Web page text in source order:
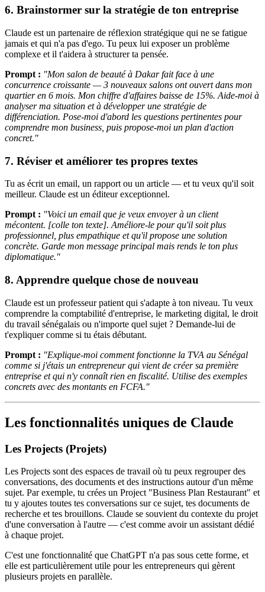
6. Brainstormer sur la stratégie de ton entreprise
Claude est un partenaire de réflexion stratégique qui ne se fatigue
jamais et qui n'a pas d'ego. Tu peux lui exposer un problème
complexe et il t'aidera à structurer ta pensée.
Prompt : "Mon salon de beauté à Dakar fait face à une
concurrence croissante — 3 nouveaux salons ont ouvert dans mon
quartier en 6 mois. Mon chiffre d'affaires baisse de 15%. Aide-moi à
analyser ma situation et à développer une stratégie de
différenciation. Pose-moi d'abord les questions pertinentes pour
comprendre mon business, puis propose-moi un plan d'action
concret."
7. Réviser et améliorer tes propres textes
Tu as écrit un email, un rapport ou un article — et tu veux qu'il soit
meilleur. Claude est un éditeur exceptionnel.
Prompt : "Voici un email que je veux envoyer à un client
mécontent. [colle ton texte]. Améliore-le pour qu'il soit plus
professionnel, plus empathique et qu'il propose une solution
concrète. Garde mon message principal mais rends le ton plus
diplomatique."
8. Apprendre quelque chose de nouveau
Claude est un professeur patient qui s'adapte à ton niveau. Tu veux
comprendre la comptabilité d'entreprise, le marketing digital, le droit
du travail sénégalais ou n'importe quel sujet ? Demande-lui de
t'expliquer comme si tu étais débutant.
Prompt : "Explique-moi comment fonctionne la TVA au Sénégal
comme si j'étais un entrepreneur qui vient de créer sa première
entreprise et qui n'y connaît rien en fiscalité. Utilise des exemples
concrets avec des montants en FCFA."
Les fonctionnalités uniques de Claude
Les Projects (Projets)
Les Projects sont des espaces de travail où tu peux regrouper des
conversations, des documents et des instructions autour d'un même
sujet. Par exemple, tu crées un Project "Business Plan Restaurant" et
tu y ajoutes toutes tes conversations sur ce sujet, tes documents de
recherche et tes brouillons. Claude se souvient du contexte du projet
d'une conversation à l'autre — c'est comme avoir un assistant dédié
à chaque projet.
C'est une fonctionnalité que ChatGPT n'a pas sous cette forme, et
elle est particulièrement utile pour les entrepreneurs qui gèrent
plusieurs projets en parallèle.